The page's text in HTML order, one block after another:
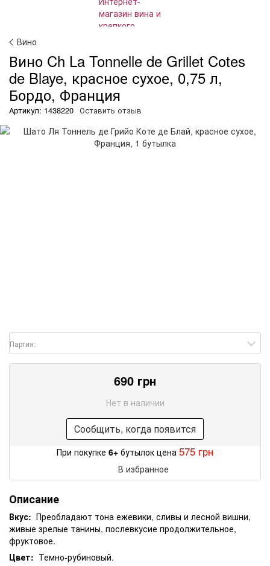
Вино
Вино Ch La Tonnelle de Grillet Cotes
de Blaye, красное сухое, 0,75 л,
Бордо, Франция
Артикул: 1438220 Оставить отзыв
Партия:
690 грн
Нет в наличии
Сообщить, когда появится
При покупке 6+ бутылок цена 575 грн
В избранное
Описание
Вкус: Преобладают тона ежевики, сливы и лесной вишни,
живые зрелые танины, послевкусие продолжительное,
фруктовое.
Цвет: Темно-рубиновый.